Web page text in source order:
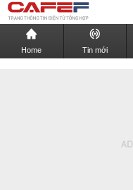
Home Tin mới